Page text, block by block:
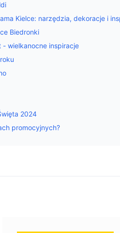
Kielce: narzędzia, dekoracje i
Biedronki
- wielkanocne inspiracje
2024
promocyjnych?